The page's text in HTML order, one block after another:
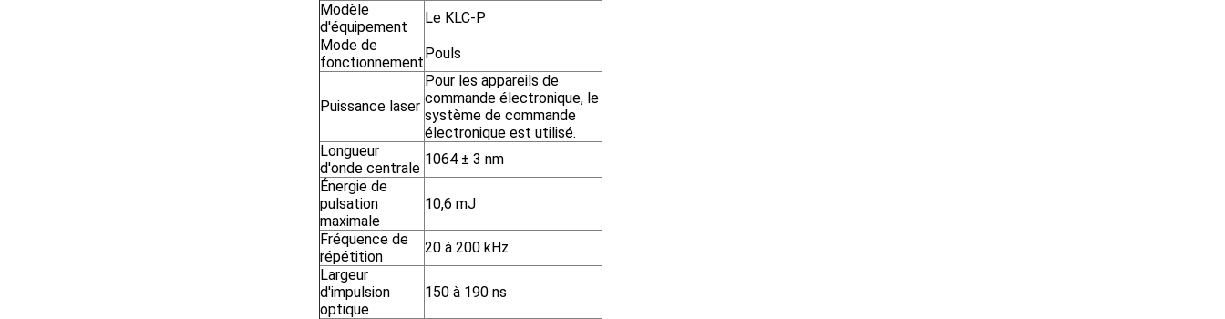
Modèle
d'équipement
Le KLC-P
Mode de
fonctionnement
Pouls
Puissance laser
Pour les appareils de
commande électronique, le
système de commande
électronique est utilisé.
Longueur
d'onde centrale
1064 ± 3 nm
Énergie de
pulsation
maximale
10,6 mJ
Fréquence de
répétition
20 à 200 kHz
Largeur
d'impulsion
optique
150 à 190 ns